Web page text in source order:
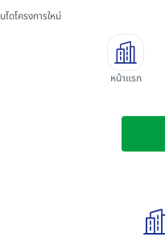
ดโครงการใหม่
หน้าแรก